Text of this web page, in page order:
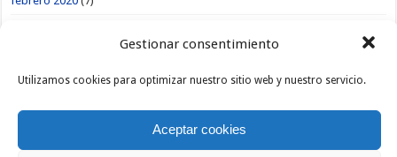
Gestionar consentimiento
Utilizamos cookies para optimizar nuestro sitio web y nuestro servicio.
Aceptar cookies
noviembre 2019(3)
octubre 2019(1)